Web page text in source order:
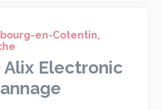
en-Cotentin,
Alix Electronic